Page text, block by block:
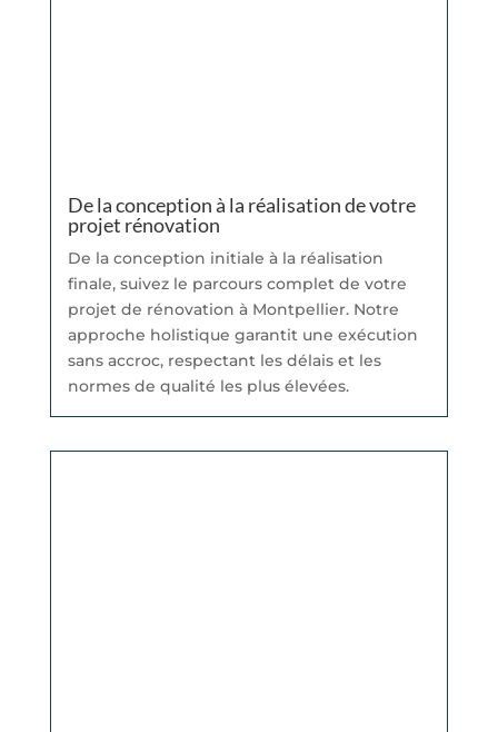
De la conception à la réalisation de votre
projet rénovation
De la conception initiale à la réalisation
finale, suivez le parcours complet de votre
projet de rénovation à Montpellier. Notre
approche holistique garantit une exécution
sans accroc, respectant les délais et les
normes de qualité les plus élevées.